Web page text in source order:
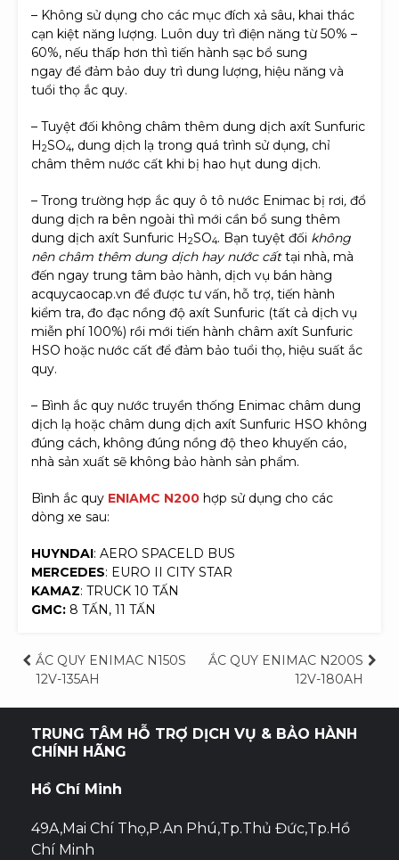
– Không sử dụng cho các mục đích xả sâu, khai thác
cạn kiệt năng lượng. Luôn duy trì điện năng từ 50% –
60%, nếu thấp hơn thì tiến hành sạc bổ sung
ngay để đảm bảo duy trì dung lượng, hiệu năng và
tuổi thọ ắc quy.
– Tuyệt đối không châm thêm dung dịch axít Sunfuric
H2SO4, dung dịch lạ trong quá trình sử dụng, chỉ
châm thêm nước cất khi bị hao hụt dung dịch.
– Trong trường hợp ắc quy ô tô nước Enimac bị rơi, đổ
dung dịch ra bên ngoài thì mới cần bổ sung thêm
dung dịch axít Sunfuric H2SO4. Bạn tuyệt đối không
nên châm thêm dung dịch hay nước cấttại nhà, mà
đến ngay trung tâm bảo hành, dịch vụ bán hàng
acquycaocap.vn để được tư vấn, hỗ trợ, tiến hành
kiểm tra, đo đạc nồng độ axít Sunfuric (tất cả dịch vụ
miễn phí 100%) rồi mới tiến hành châm axít Sunfuric
HSO hoặc nước cất để đảm bảo tuổi thọ, hiệu suất ắc
quy.
– Bình ắc quy nước truyền thống Enimac châm dung
dịch lạ hoặc châm dung dịch axít Sunfuric HSO không
đúng cách, không đúng nồng độ theo khuyến cáo,
nhà sản xuất sẽ không bảo hành sản phẩm.
Bình ắc quy ENIAMC N200 hợp sử dụng cho các
dòng xe sau:
HUYNDAI: AERO SPACELD BUS
MERCEDES: EURO II CITY STAR
KAMAZ: TRUCK 10 TẤN
GMC: 8 TẤN, 11 TẤN
Điều
hướng
bài
ẮC QUY ENIMAC N150S
12V-135AH
ẮC QUY ENIMAC N200S
12V-180AH
TRUNG TÂM HỖ TRỢ DỊCH VỤ & BẢO HÀNH
CHÍNH HÃNG
Hồ Chí Minh
49A,Mai Chí Thọ,P.An Phú,Tp.Thủ Đức,Tp.Hồ
Chí Minh